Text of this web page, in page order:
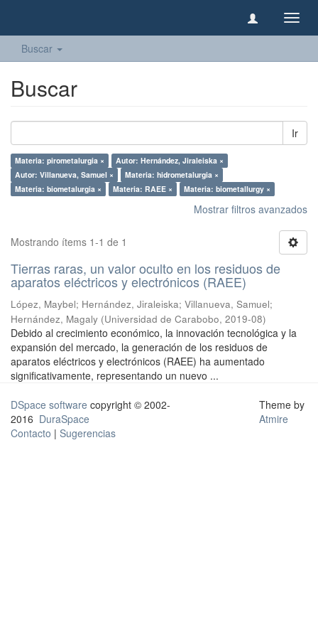
Buscar
Buscar
Ir
Materia: pirometalurgia ×
Autor: Hernández, Jiraleiska ×
Autor: Villanueva, Samuel ×
Materia: hidrometalurgia ×
Materia: biometalurgia ×
Materia: RAEE × Materia: biometallurgy ×
Mostrar filtros avanzados
Mostrando ítems 1-1 de 1
Tierras raras, un valor oculto en los residuos de
aparatos eléctricos y electrónicos (RAEE)
López, Maybel; Hernández, Jiraleiska; Villanueva, Samuel;
Hernández, Magaly (Universidad de Carabobo, 2019-08)
Debido al crecimiento económico, la innovación tecnológica y la
expansión del mercado, la generación de los residuos de
aparatos eléctricos y electrónicos (RAEE) ha aumentado
significativamente, representando un nuevo ...
DSpace software copyright © 2002-
2016 DuraSpace
Contacto | Sugerencias
Theme by
Atmire